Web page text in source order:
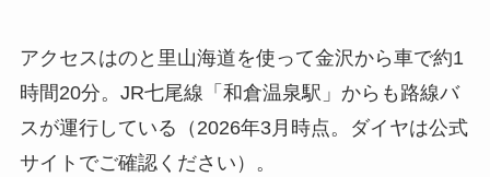
アクセスはのと里山海道を使って金沢から車で約1
時間20分。JR七尾線「和倉温泉駅」からも路線バ
スが運行している（2026年3月時点。ダイヤは公式
サイトでご確認ください）。